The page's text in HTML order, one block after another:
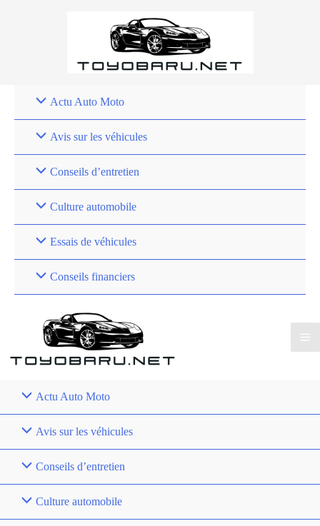
Actu Auto Moto
Avis sur les véhicules
Conseils d’entretien
Culture automobile
Essais de véhicules
Conseils financiers
Actu Auto Moto
Avis sur les véhicules
Conseils d’entretien
Culture automobile